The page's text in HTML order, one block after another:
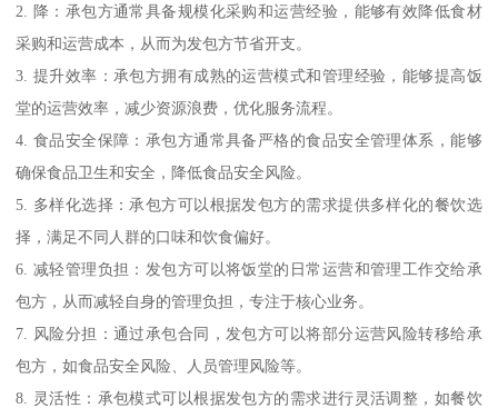
2. 降：承包方通常具备规模化采购和运营经验，能够有效降低食材
采购和运营成本，从而为发包方节省开支。
3. 提升效率：承包方拥有成熟的运营模式和管理经验，能够提高饭
堂的运营效率，减少资源浪费，优化服务流程。
4. 食品安全保障：承包方通常具备严格的食品安全管理体系，能够
确保食品卫生和安全，降低食品安全风险。
5. 多样化选择：承包方可以根据发包方的需求提供多样化的餐饮选
择，满足不同人群的口味和饮食偏好。
6. 减轻管理负担：发包方可以将饭堂的日常运营和管理工作交给承
包方，从而减轻自身的管理负担，专注于核心业务。
7. 风险分担：通过承包合同，发包方可以将部分运营风险转移给承
包方，如食品安全风险、人员管理风险等。
8. 灵活性：承包模式可以根据发包方的需求进行灵活调整，如餐饮